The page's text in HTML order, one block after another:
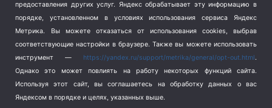
Copyright © 2026
предоставления других услуг. Яндекс обрабатывает эту информацию в
порядке, установленном в условиях использования сервиса Яндекс
Метрика.
Вы можете отказаться от использования cookies, выбрав
соответствующие настройки в браузере. Также вы можете использовать
инструмент — https://yandex.ru/support/metrika/general/opt-out.html.
Однако это может повлиять на работу некоторых функций сайта.
Используя этот сайт, вы соглашаетесь на обработку данных о вас
Яндексом в порядке и целях, указанных выше.